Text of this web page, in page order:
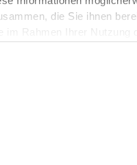
die Sie ihnen
im Rahmen Ihrer Nutzung